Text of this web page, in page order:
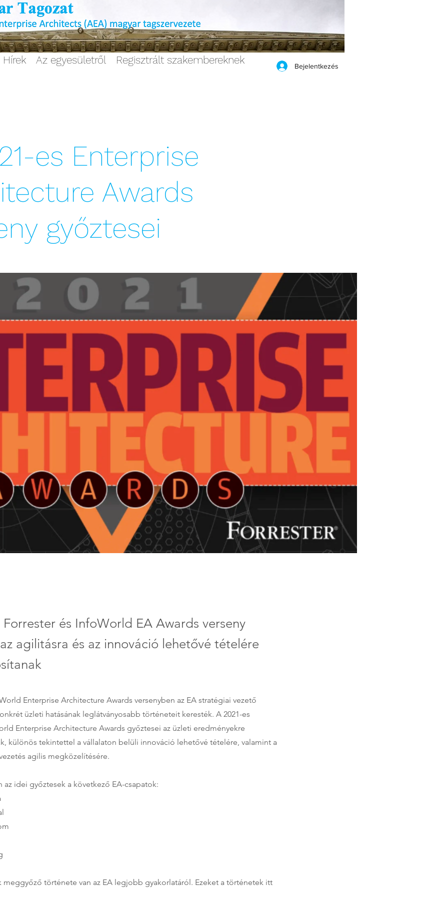
Hírek Az egyesületről Regisztrált szakembereknek Bejelentkezés
es Enterprise
Awards
győztesei
és InfoWorld EA Awards verseny
agilitásra és az innováció lehetővé tételére
Enterprise Architecture Awards versenyben az EA stratégiai vezető
üzleti hatásának leglátványosabb történeteit keresték. A 2021-es
Enterprise Architecture Awards győztesei az üzleti eredményekre
különös tekintettel a vállalaton belüli innováció lehetővé tételére, valamint a
agilis megközelítésére.
az idei győztesek a következő EA-csapatok:
története van az EA legjobb gyakorlatáról. Ezeket a történetek itt